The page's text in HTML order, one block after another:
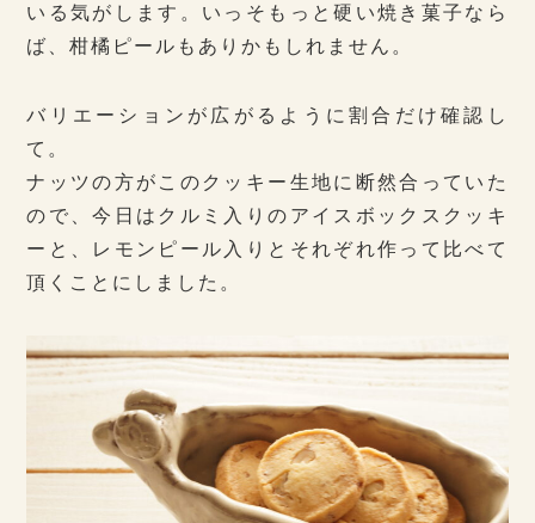
いる気がします。いっそもっと硬い焼き菓子なら
ば、柑橘ピールもありかもしれません。
バリエーションが広がるように割合だけ確認し
て。
ナッツの方がこのクッキー生地に断然合っていた
ので、今日はクルミ入りのアイスボックスクッキ
ーと、レモンピール入りとそれぞれ作って比べて
頂くことにしました。